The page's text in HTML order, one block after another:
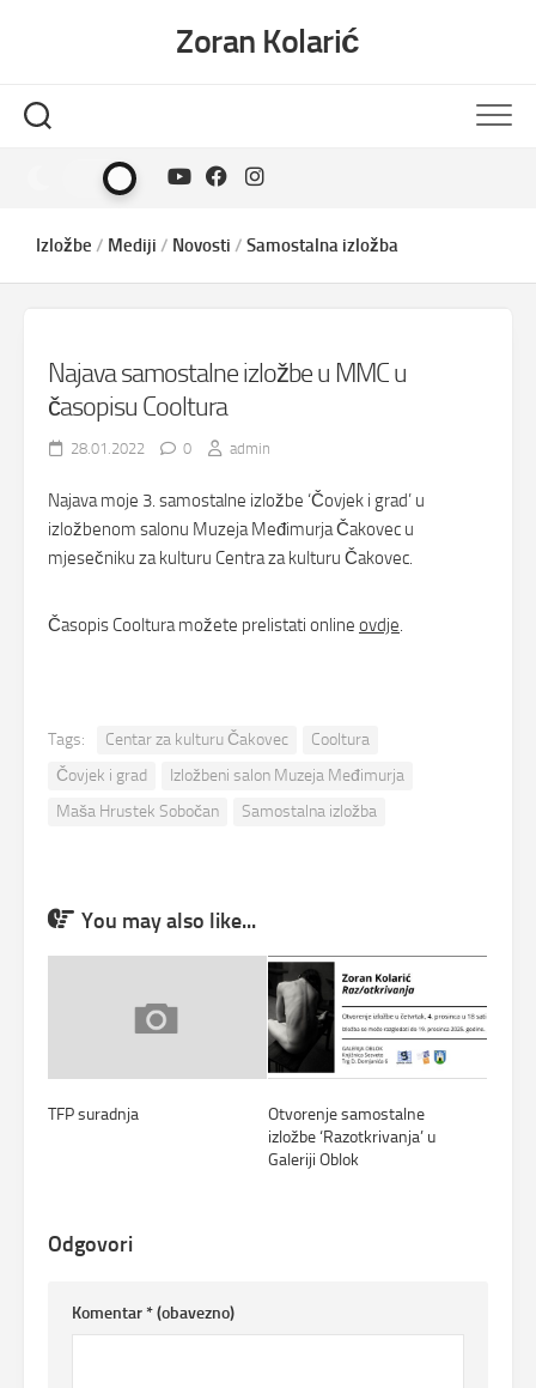
Zoran Kolarić
Izložbe / Mediji / Novosti / Samostalna izložba
Najava samostalne izložbe u MMC u
časopisu Cooltura
28.01.2022 0 admin
Najava moje 3. samostalne izložbe ‘Čovjek i grad’ u
izložbenom salonu Muzeja Međimurja Čakovec u
mjesečniku za kulturu Centra za kulturu Čakovec.
Časopis Cooltura možete prelistati online ovdje.
Tags: Centar za kulturu Čakovec
Cooltura
Čovjek i grad
Izložbeni salon Muzeja Međimurja
Maša Hrustek Sobočan
Samostalna izložba
You may also like...
TFP suradnja
Otvorenje samostalne
izložbe ‘Razotkrivanja’ u
Galeriji Oblok
Odgovori
Komentar* (obavezno)